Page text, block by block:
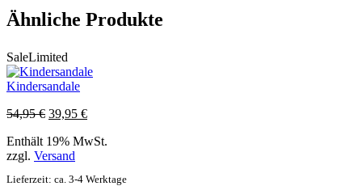
Ähnliche Produkte
SaleLimited
Kindersandale
54,95€ Ursprünglicher
war:
54,95 €
39,95 €Aktueller
ist:
Enthält 19% MwSt.
zzgl. Versand
Lieferzeit: ca. 3-4 Werktage